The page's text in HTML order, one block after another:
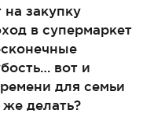
закупку
в супермаркет
вот и
для семьи
делать?